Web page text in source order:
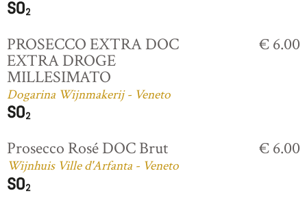
PROSECCO EXTRA DOC
EXTRA DROGE
MILLESIMATO
Dogarina Wijnmakerij - Veneto
€ 6.00
Prosecco Rosé DOC Brut
Wijnhuis Ville d'Arfanta - Veneto
€ 6.00